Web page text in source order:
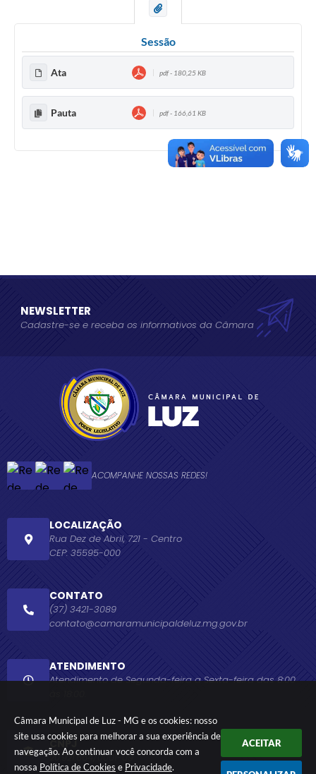
Câmara Municipal de Luz - MG e os cookies: nosso
site usa cookies para melhorar a sua experiência de
navegação. Ao continuar você concorda com a
nossa Política de Cookies e Privacidade.
ACEITAR
Sessão
Ata pdf - 180,25 KB
Pauta pdf - 166,61 KB
ACOMPANHE NOSSAS REDES!
LOCALIZAÇÃO
Rua Dez de Abril, 721 - Centro
CEP: 35595-000
CONTATO
(37) 3421-3089
contato@camaramunicipaldeluz.mg.gov.br
ATENDIMENTO
Atendimento de Segunda-feira a Sexta-feira das 8:00
CNPJ
20.921.664/0001-09
NEWSLETTER
Cadastre-se e receba os informativos da Câmara